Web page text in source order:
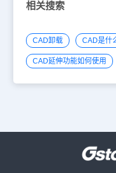
相关搜索
CAD卸载 CAD是什
CAD延伸功能如何使用